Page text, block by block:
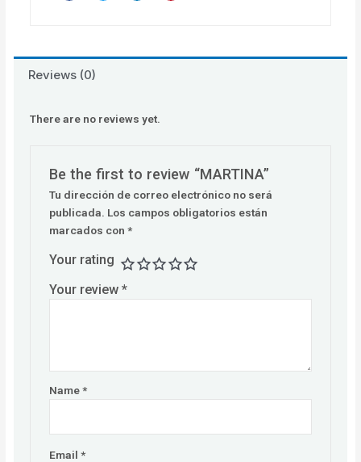
Reviews (0)
There are no reviews yet.
Be the first to review “MARTINA”
Tu dirección de correo electrónico no será
publicada. Los campos obligatorios están
marcados con*
Your rating
Your review*
Name*
Email*